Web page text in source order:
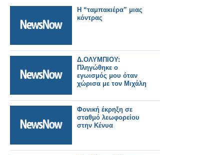
Η “ταμπακιέρα” μιας
κόντρας
Δ.ΟΛΥΜΠΙΟΥ:
Πληγώθηκε ο
εγωισμός μου όταν
χώρισα με τον Μιχάλη
Φονική έκρηξη σε
σταθμό λεωφορείου
στην Κένυα